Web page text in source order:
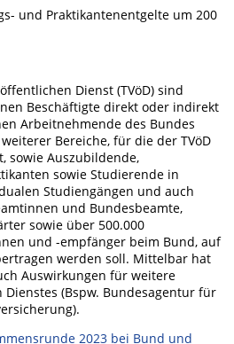
und Praktikantenentgelte um 200
Dienst (TVöD) sind
Beschäftigte direkt oder indirekt
Arbeitnehmende des Bundes
Bereiche, für die der TVöD
sowie Auszubildende,
sowie Studierende in
Studiengängen und auch
und Bundesbeamte,
sowie über 500.000
und -empfänger beim Bund, auf
werden soll. Mittelbar hat
Auswirkungen für weitere
(Bspw. Bundesagentur für
2023 bei Bund und